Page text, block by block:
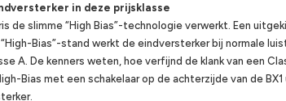
in deze prijsklasse
de slimme “High Bias”-technologie verwerkt. Een
Bias”-stand werkt de eindversterker bij normale
A. De kenners weten, hoe verfijnd de klank van een
Bias met een schakelaar op de achterzijde van de